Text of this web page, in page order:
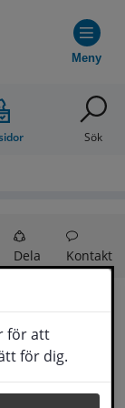
för att
för dig.
Meny
Sök
Dela Kontakt
dig som